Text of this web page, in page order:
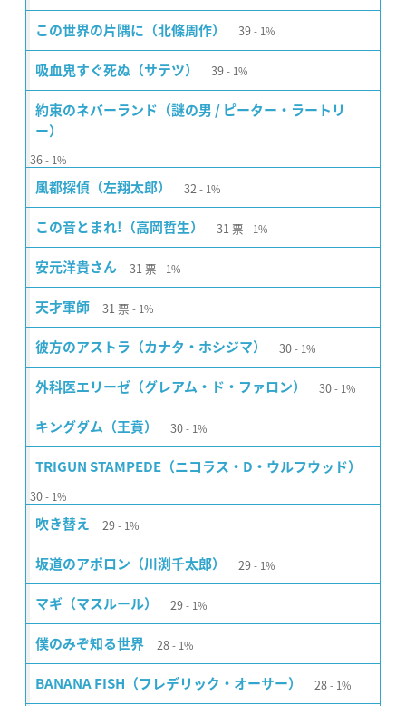
この世界の片隅に（北條周作） 39 1%
吸血鬼すぐ死ぬ（サテツ） 39 1%
約束のネバーランド（謎の男 / ピーター・ラートリ
ー）
36 1%
風都探偵（左翔太郎） 32 1%
この音とまれ!（高岡哲生） 31 票 1%
安元洋貴さん 31 票 1%
天才軍師 31 票 1%
彼方のアストラ（カナタ・ホシジマ） 30 1%
外科医エリーゼ（グレアム・ド・ファロン） 30 1%
キングダム（王賁） 30 1%
TRIGUN STAMPEDE（ニコラス・D・ウルフウッド）
30 1%
吹き替え 29 1%
坂道のアポロン（川渕千太郎） 29 1%
マギ（マスルール） 29 1%
僕のみぞ知る世界 28 1%
BANANA FISH（フレデリック・オーサー） 28 1%